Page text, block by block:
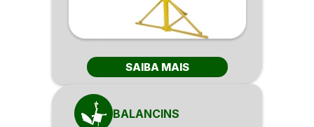
SAIBA MAIS
BALANCINS